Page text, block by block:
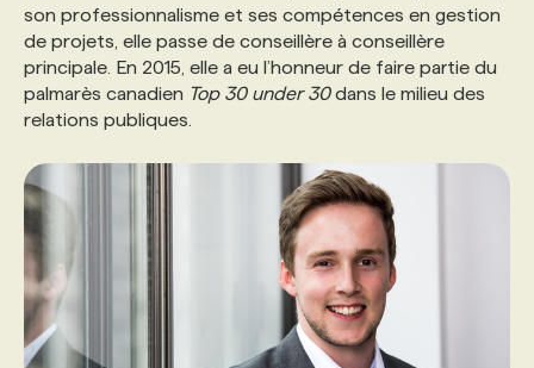
son professionnalisme et ses compétences en gestion
de projets, elle passe de conseillère à conseillère
principale. En 2015, elle a eu l’honneur de faire partie du
palmarès canadien Top 30 under 30dans le milieu des
relations publiques.